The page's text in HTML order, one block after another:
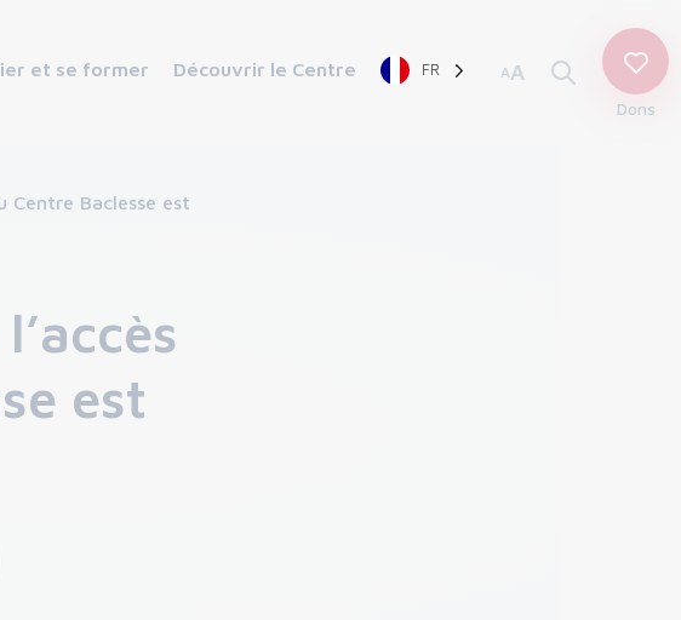
et se former Découvrir le Centre FR AA
Dons
Centre Baclesse est
est